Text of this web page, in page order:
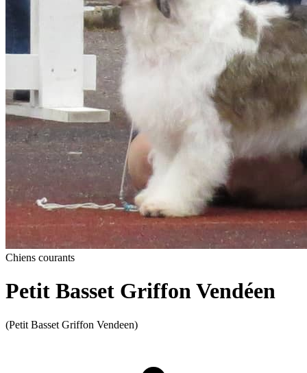
Chiens courants
Petit Basset Griffon Vendéen
(Petit Basset Griffon Vendeen)